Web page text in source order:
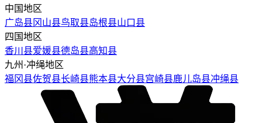
中国地区
广岛县冈山县鸟取县岛根县山口县
四国地区
香川县爱媛县德岛县高知县
九州·冲绳地区
福冈县佐贺县长崎县熊本县大分县宫崎县鹿儿岛县冲绳县